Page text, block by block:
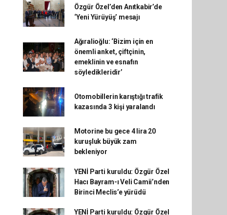
Özgür Özel’den Anıtkabir’de
‘Yeni Yürüyüş’ mesajı
Ağıralioğlu: ‘Bizim için en
önemli anket, çiftçinin,
emeklinin ve esnafın
söyledikleridir’
Otomobillerin karıştığı trafik
kazasında 3 kişi yaralandı
Motorine bu gece 4 lira 20
kuruşluk büyük zam
bekleniyor
YENİ Parti kuruldu: Özgür Özel
Hacı Bayram-ı Veli Camii’nden
Birinci Meclis’e yürüdü
YENİ Parti kuruldu: Özgür Özel